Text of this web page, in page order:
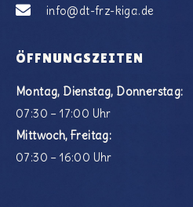
info@dt-frz-kiga.de
ÖFFNUNGSZEITEN
Montag, Dienstag, Donnerstag:
07:30 – 17:00 Uhr
Mittwoch, Freitag:
07:30 – 16:00 Uhr